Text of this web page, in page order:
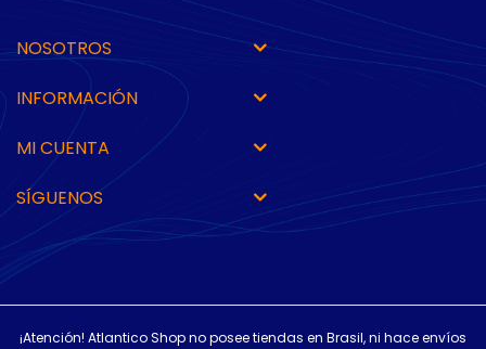
NOSOTROS
INFORMACIÓN
MI CUENTA
SÍGUENOS
¡Atención! Atlantico Shop no posee tiendas en Brasil, ni hace envíos